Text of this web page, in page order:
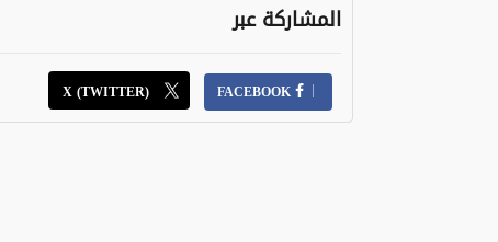
المشاركة عبر
FACEBOOK
X (TWITTER)